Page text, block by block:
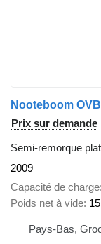
Prix sur demande
Semi-remorque
2009
Capacité de charge
Poids net à vide
Pays-Bas,